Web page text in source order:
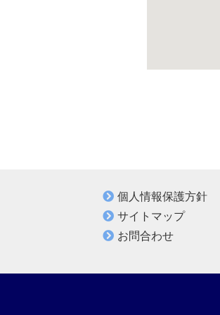
個人情報保護方針
サイトマップ
お問合わせ